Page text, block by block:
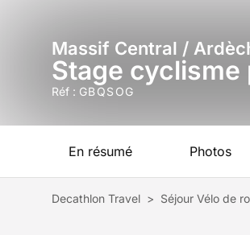
Massif Central /
Stage
Réf : GBQSOG
En résumé Photos
Decathlon Travel > Séjour Vélo de